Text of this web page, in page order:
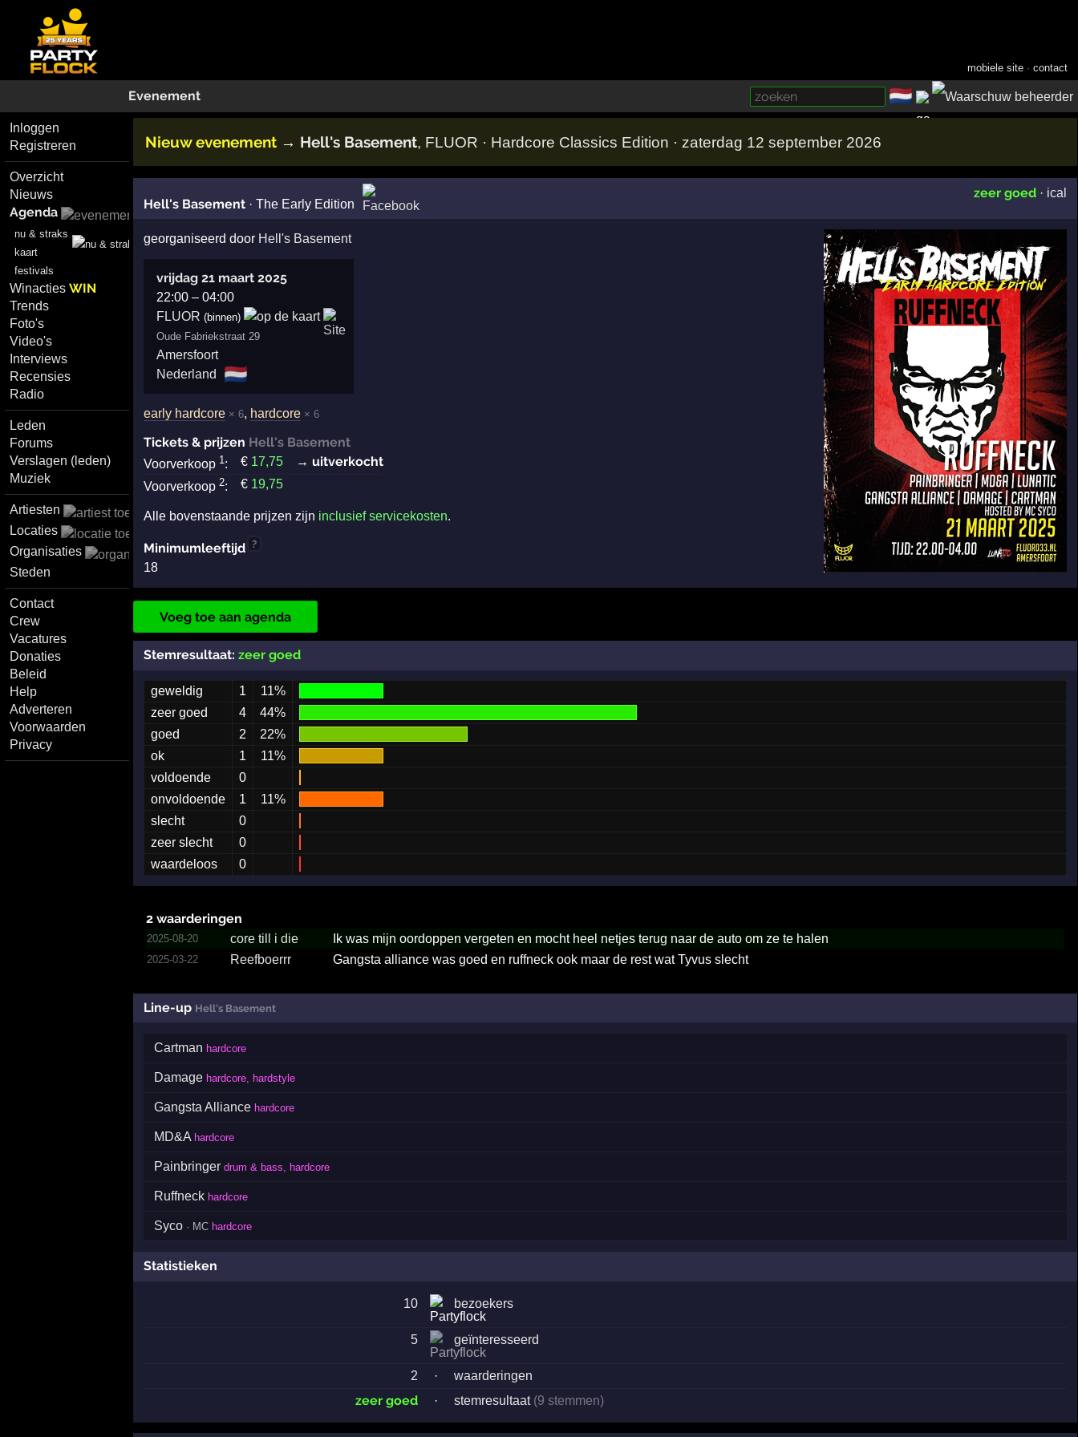
mobiele site ·contact
Evenement 🇳🇱
Inloggen
Registreren
Overzicht
Nieuws
Agenda
nu & straks
kaart
festivals
WinactiesWIN
Trends
Foto's
Video's
Interviews
Recensies
Radio
Leden
Forums
Verslagen (leden)
Muziek
Artiesten
Locaties
Organisaties
Steden
Contact
Crew
Vacatures
Donaties
Beleid
Help
Adverteren
Voorwaarden
Privacy
Nieuw evenement → Hell's Basement, FLUOR · Hardcore Classics Edition · zaterdag 12 september 2026
Hell's Basement· The Early Edition
zeer goed · ical
georganiseerd door Hell's Basement
vrijdag 21 maart 2025
22:00– 04:00
FLUOR (binnen)
Oude Fabriekstraat 29
Amersfoort
Nederland
🇳🇱
early hardcore × 6, hardcore × 6
Tickets & prijzen Hell's Basement
Voorverkoop 1: € 17,75 → uitverkocht
Voorverkoop 2: € 19,75
Alle bovenstaande prijzen zijn inclusief servicekosten.
Minimumleeftijd ?
18
Voeg toe aan agenda
Stemresultaat: zeer goed
geweldig 1
11%
zeer goed
4
44%
goed
2
22%
ok
1
11%
voldoende
0
onvoldoende
1
11%
slecht
0
zeer slecht
0
waardeloos
0
2 waarderingen
2025-08-20 core till i die Ik was mijn oordoppen vergeten en mocht heel netjes terug naar de auto om ze te halen
2025-03-22 Reefboerrr Gangsta alliance was goed en ruffneck ook maar de rest wat Tyvus slecht
Line-up Hell's Basement
Cartman hardcore
Damage hardcore, hardstyle
Gangsta Alliance hardcore
MD&A hardcore
Painbringer drum & bass, hardcore
Ruffneck hardcore
Syco· MC hardcore
Statistieken
10 bezoekers
5 geïnteresseerd
2 · waarderingen
zeer goed · stemresultaat (9 stemmen)